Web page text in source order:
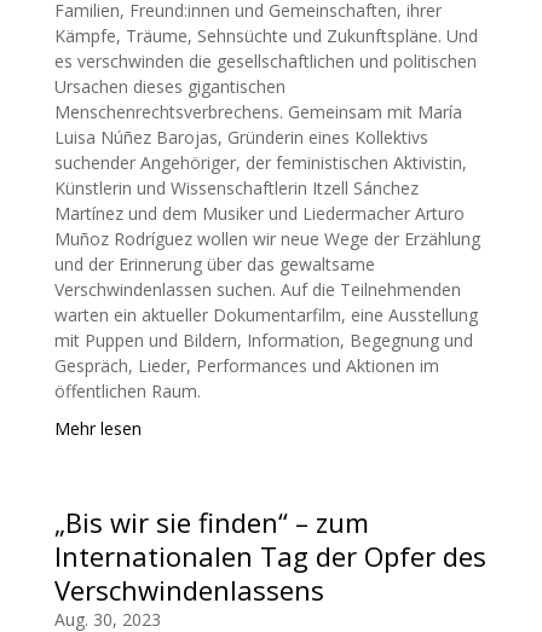
Familien, Freund:innen und Gemeinschaften, ihrer
Kämpfe, Träume, Sehnsüchte und Zukunftspläne. Und
es verschwinden die gesellschaftlichen und politischen
Ursachen dieses gigantischen
Menschenrechtsverbrechens. Gemeinsam mit María
Luisa Núñez Barojas, Gründerin eines Kollektivs
suchender Angehöriger, der feministischen Aktivistin,
Künstlerin und Wissenschaftlerin Itzell Sánchez
Martínez und dem Musiker und Liedermacher Arturo
Muñoz Rodríguez wollen wir neue Wege der Erzählung
und der Erinnerung über das gewaltsame
Verschwindenlassen suchen. Auf die Teilnehmenden
warten ein aktueller Dokumentarfilm, eine Ausstellung
mit Puppen und Bildern, Information, Begegnung und
Gespräch, Lieder, Performances und Aktionen im
öffentlichen Raum.
Mehr lesen
„Bis wir sie finden“ – zum
Internationalen Tag der Opfer des
Verschwindenlassens
Aug. 30, 2023